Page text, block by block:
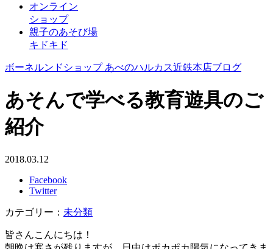
オンライン
ショップ
親子のあそび場
キドキド
ボーネルンドショップ あべのハルカス近鉄本店ブログ
あそんで学べる教育遊具のご
紹介
2018.03.12
Facebook
Twitter
カテゴリー： 未分類
皆さんこんにちは！